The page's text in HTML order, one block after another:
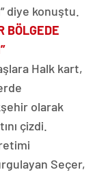
diye konuştu.
BÖLGEDE
Halk kart,
olarak
çizdi.
Seçer,